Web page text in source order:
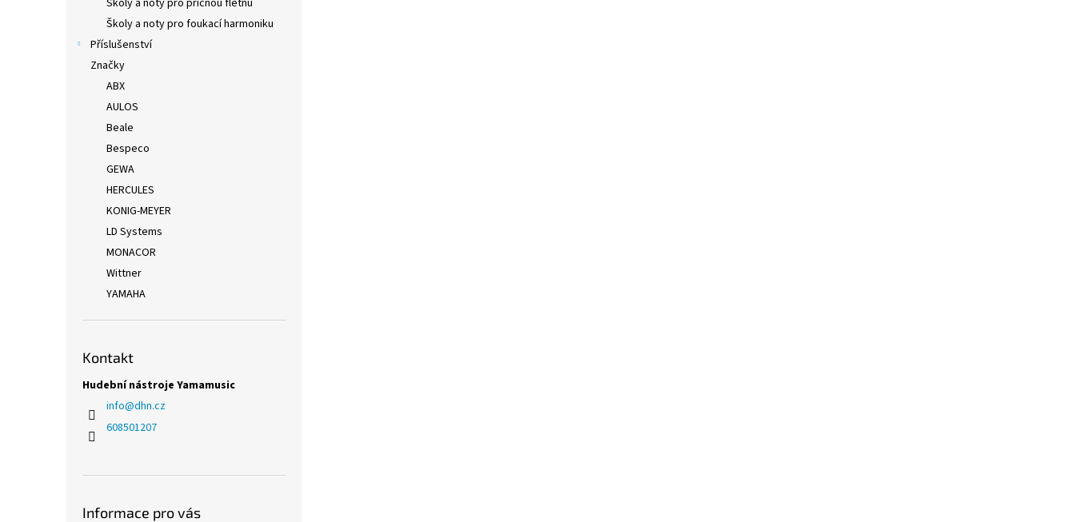
Školy a noty pro příčnou flétnu
Školy a noty pro foukací harmoniku
Příslušenství
Značky
ABX
AULOS
Beale
Bespeco
GEWA
HERCULES
KONIG-MEYER
LD Systems
MONACOR
Wittner
YAMAHA
Kontakt
Hudební nástroje Yamamusic
info@dhn.cz
608501207
Informace pro vás